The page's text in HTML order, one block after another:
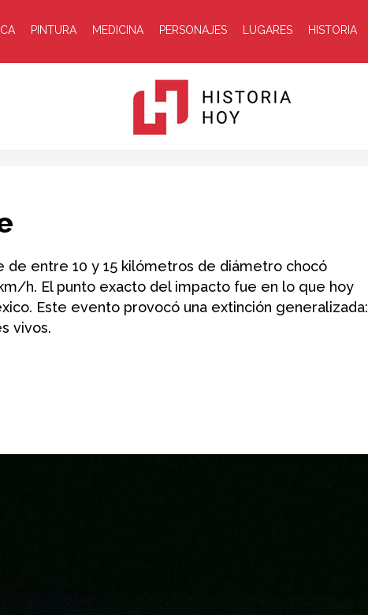
PINTURA MEDICINA PERSONAJES LUGARES HISTORIA
de entre 10 y 15 kilómetros de diámetro chocó
h. El punto exacto del impacto fue en lo que hoy
Este evento provocó una extinción generalizada:
vivos.